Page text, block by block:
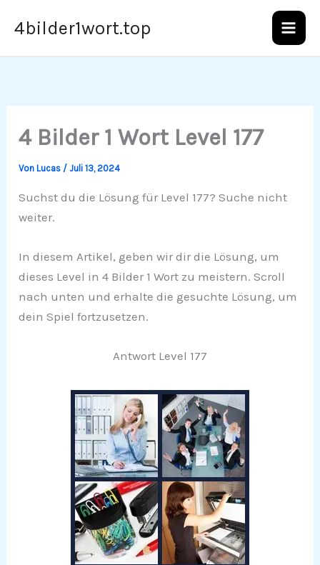
Inhalt
4bilder1wort.top
4 Bilder 1 Wort Level 177
VonLucas /Juli 13, 2024
Suchst du die Lösung für Level 177? Suche nicht
weiter.
In diesem Artikel, geben wir dir die Lösung, um
dieses Level in 4 Bilder 1 Wort zu meistern. Scroll
nach unten und erhalte die gesuchte Lösung, um
dein Spiel fortzusetzen.
Antwort Level 177